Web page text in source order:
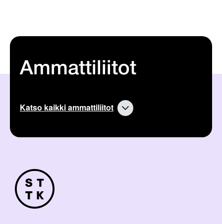
Ammattiliitot
Katso kaikki ammattiliitot